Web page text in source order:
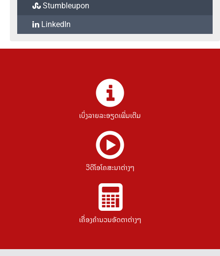
Stumbleupon
LinkedIn
ເບິ່ງລາຍລະອຽດເພີ່ມເຕີມ
ວີດີໂອໂຄສະນາຕ່າງໆ
ເຄື່ອງຄຳນວນອັດຕາຕ່າງໆ